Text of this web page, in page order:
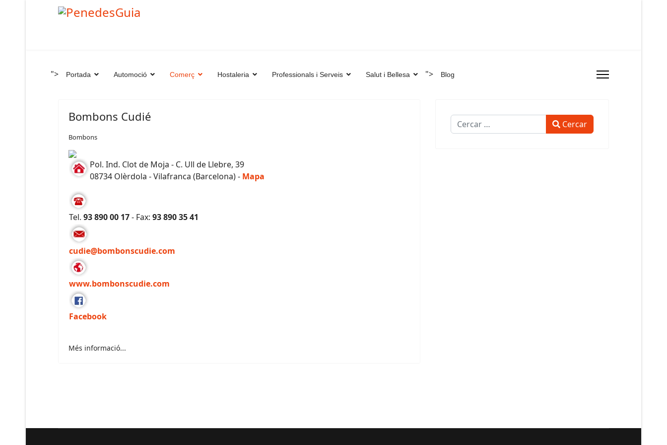
"> Portada Automoció Comerç Hostaleria Professionals i Serveis Salut i Bellesa "> Blog
Bombons Cudié
Bombons
Pol. Ind. Clot de Moja - C. Ull de Llebre, 39
08734 Olèrdola - Vilafranca (Barcelona) - Mapa
Tel. 93 890 00 17- Fax: 93 890 35 41
cudie@bombonscudie.com
www.bombonscudie.com
Facebook
Més informació...
Cercar Cercar